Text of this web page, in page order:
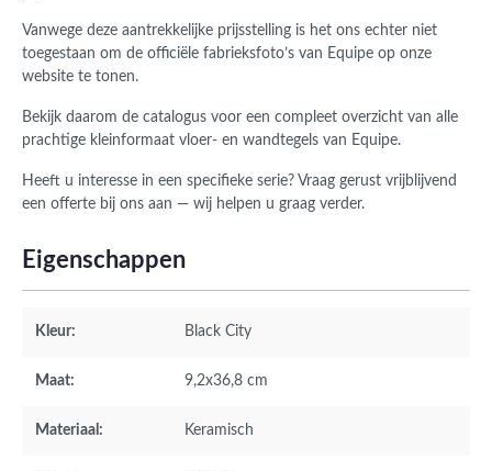
Vanwege deze aantrekkelijke prijsstelling is het ons echter niet
toegestaan om de officiële fabrieksfoto’s van Equipe op onze
website te tonen.
Bekijk daarom de catalogus voor een compleet overzicht van alle
prachtige kleinformaat vloer- en wandtegels van Equipe.
Heeft u interesse in een specifieke serie? Vraag gerust vrijblijvend
een offerte bij ons aan — wij helpen u graag verder.
Eigenschappen
Kleur: Black City
Maat: 9,2x36,8 cm
Materiaal: Keramisch